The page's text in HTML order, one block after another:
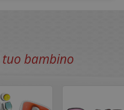
tuo bambino